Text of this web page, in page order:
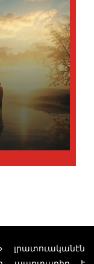
լրատուականէն